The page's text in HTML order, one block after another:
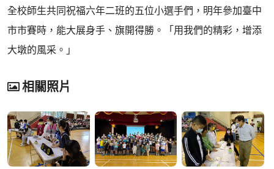
全校師生共同祝福六年二班的五位小選手們，明年參加臺中
市市賽時，能大展身手、旗開得勝。「用我們的精彩，增添
大墩的風采。」
相關照片